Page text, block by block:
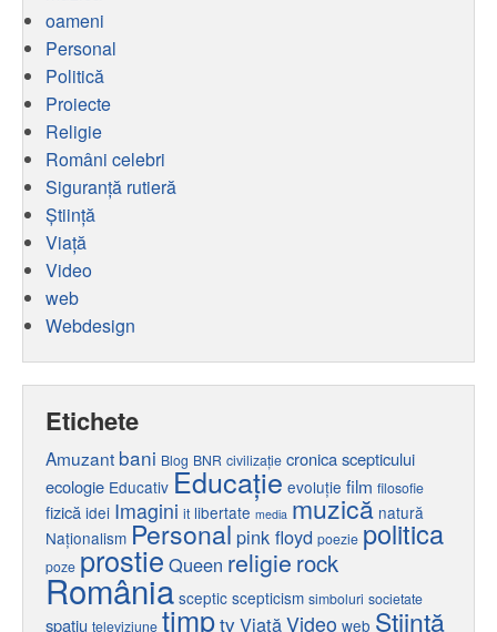
oameni
Personal
Politică
Proiecte
Religie
Români celebri
Siguranță rutieră
Ştiinţă
Viaţă
Video
web
Webdesign
Etichete
Amuzant bani Blog BNR civilizaţie cronica scepticului
ecologie Educativ Educaţie evoluţie film filosofie
fizică idei Imagini it libertate media muzică natură
Naţionalism Personal pink floyd poezie politica
poze prostie Queen religie rock
România sceptic scepticism simboluri societate
spaţiu televiziune timptvViaţăVideo web Ştiinţă